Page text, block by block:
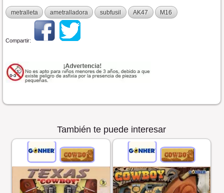
metralleta ametralladora subfusil AK47 M16
Compartir:
También te puede interesar